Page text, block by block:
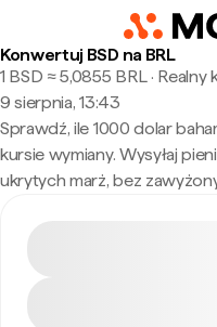
Konwertuj BSD na BRL
1 BSD ≈ 5,0855 BRL ·
9 sierpnia, 13:43
Sprawdź, ile 1000 dolar
kursie wymiany. Wysyłaj
ukrytych marż, bez